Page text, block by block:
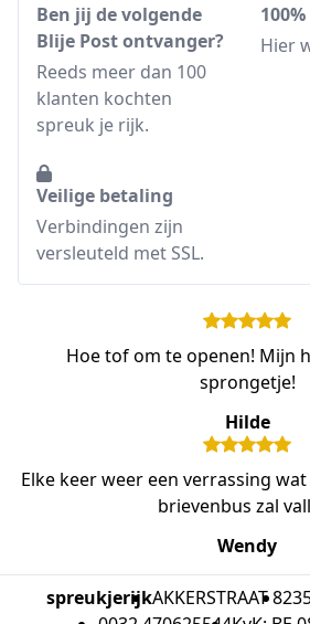
Ben jij de volgende
Blije Post ontvanger?
Reeds meer dan 100
klanten kochten
spreuk je rijk.
Hier
Veilige betaling
Verbindingen zijn
versleuteld met SSL.
Hoe tof om te openen! Mijn
sprongetje!
Hilde
Elke keer weer een verrassing
brievenbus zal
Wendy
spreukjerijkAKKERSTRAAT 8